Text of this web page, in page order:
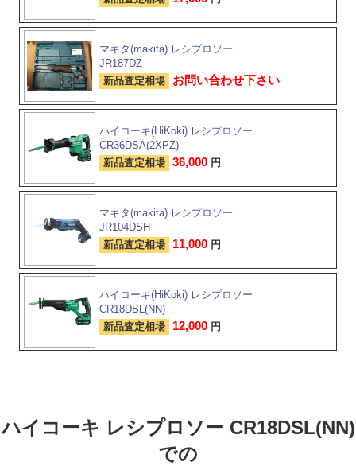
マキタ(makita) レシプロソー
JR187DZ
新品査定相場 お問い合わせ下さい
ハイコーキ(HiKoki) レシプロソー
CR36DSA(2XPZ)
新品査定相場 36,000 円
マキタ(makita) レシプロソー
JR104DSH
新品査定相場 11,000 円
ハイコーキ(HiKoki) レシプロソー
CR18DBL(NN)
新品査定相場 12,000 円
ハイコーキ レシプロソー CR18DSL(NN)
での